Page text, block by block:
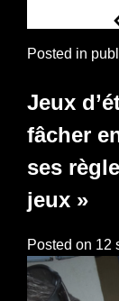
Posted in
Jeux
fâcher
ses
jeux »
Posted on 12